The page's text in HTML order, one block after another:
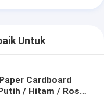
Untuk
Cardboard
/ Hitam / Rose